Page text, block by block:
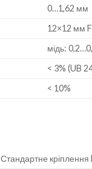
0…1,62 мм
12×12 мм
мідь:
< 3% (UB
< 10%
Стандартне кріплення